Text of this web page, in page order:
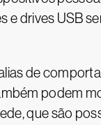
e drives USB
de
podem
que são